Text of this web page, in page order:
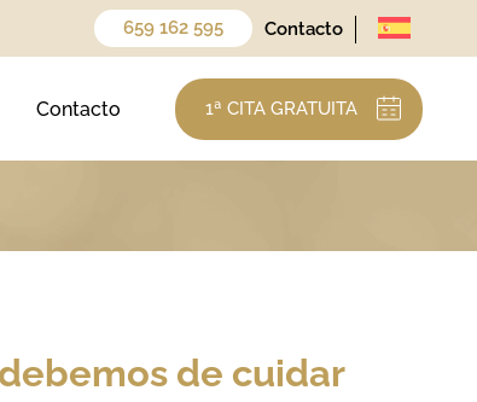
659 162 595 Contacto
Contacto 1ª CITA GRATUITA
de cuidar